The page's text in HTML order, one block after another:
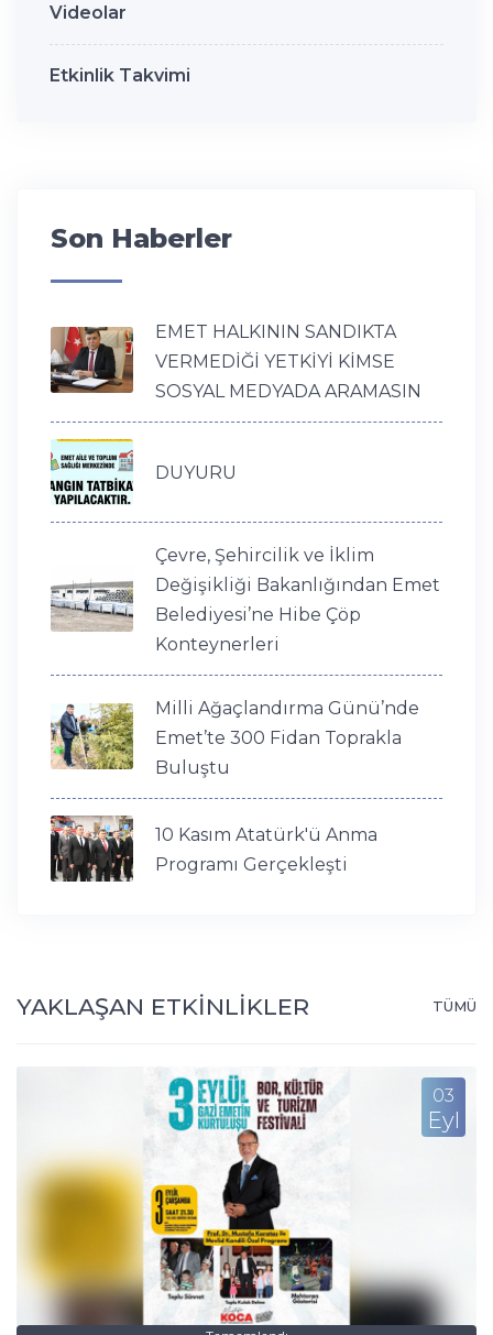
Videolar
Etkinlik Takvimi
Son Haberler
EMET HALKININ SANDIKTA
VERMEDİĞİ YETKİYİ KİMSE
SOSYAL MEDYADA ARAMASIN
DUYURU
Çevre, Şehircilik ve İklim
Değişikliği Bakanlığından Emet
Belediyesi’ne Hibe Çöp
Konteynerleri
Milli Ağaçlandırma Günü’nde
Emet’te 300 Fidan Toprakla
Buluştu
10 Kasım Atatürk'ü Anma
Programı Gerçekleşti
YAKLAŞAN ETKİNLİKLER TÜMÜ
03
Eyl